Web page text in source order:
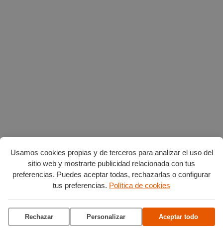
Usamos cookies propias y de terceros para analizar el uso del
sitio web y mostrarte publicidad relacionada con tus
preferencias. Puedes aceptar todas, rechazarlas o configurar
tus preferencias. Política de cookies
Rechazar Personalizar Aceptar todo
Planes en agostopor Burgos
Vuelta Ciclista a Burgos
Ciclo de conciertos en el